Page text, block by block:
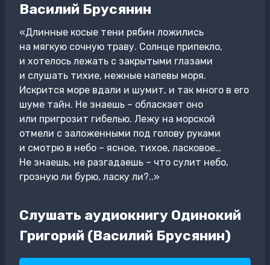
Василий Брусянин
«Длинные косые тени рябин ложились
на мягкую сочную траву. Солнце припекло,
и хотелось лежать с закрытыми глазами
и слушать тихие, нежные напевы моря.
Искрится море вдали и шумит, и так много в его
шуме тайн. Не знаешь – обласкает оно
или пригрозит гибелью. Лежу на морской
отмели с заложенными под голову руками
и смотрю в небо – ясное, тихое, ласковое…
Не знаешь, не разгадаешь – что сулит небо,
грозную ли бурю, ласку ли?..»
Слушать аудиокнигу Одинокий
Григорий (Василий Брусянин)